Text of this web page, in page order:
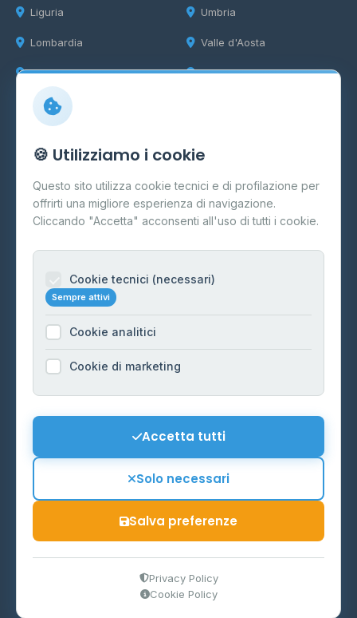
Liguria
Lombardia
Marche
Umbria
Valle d'Aosta
Veneto
Info
Cos'è il GPL
FAQ
Contatti
Informazioni legali
Cookie Policy
Preferenze Cookie
Mappa del sito
P.IVA 03859300364
Ministero delle Imprese e del Made in Italy
🍪 Utilizziamo i cookie
Questo sito utilizza cookie tecnici e di profilazione per
offrirti una migliore esperienza di navigazione.
Cliccando "Accetta" acconsenti all'uso di tutti i cookie.
Cookie tecnici (necessari)
Sempre attivi
Cookie analitici
Cookie di marketing
Accetta tutti
Solo necessari
Salva preferenze
Privacy Policy
Cookie Policy